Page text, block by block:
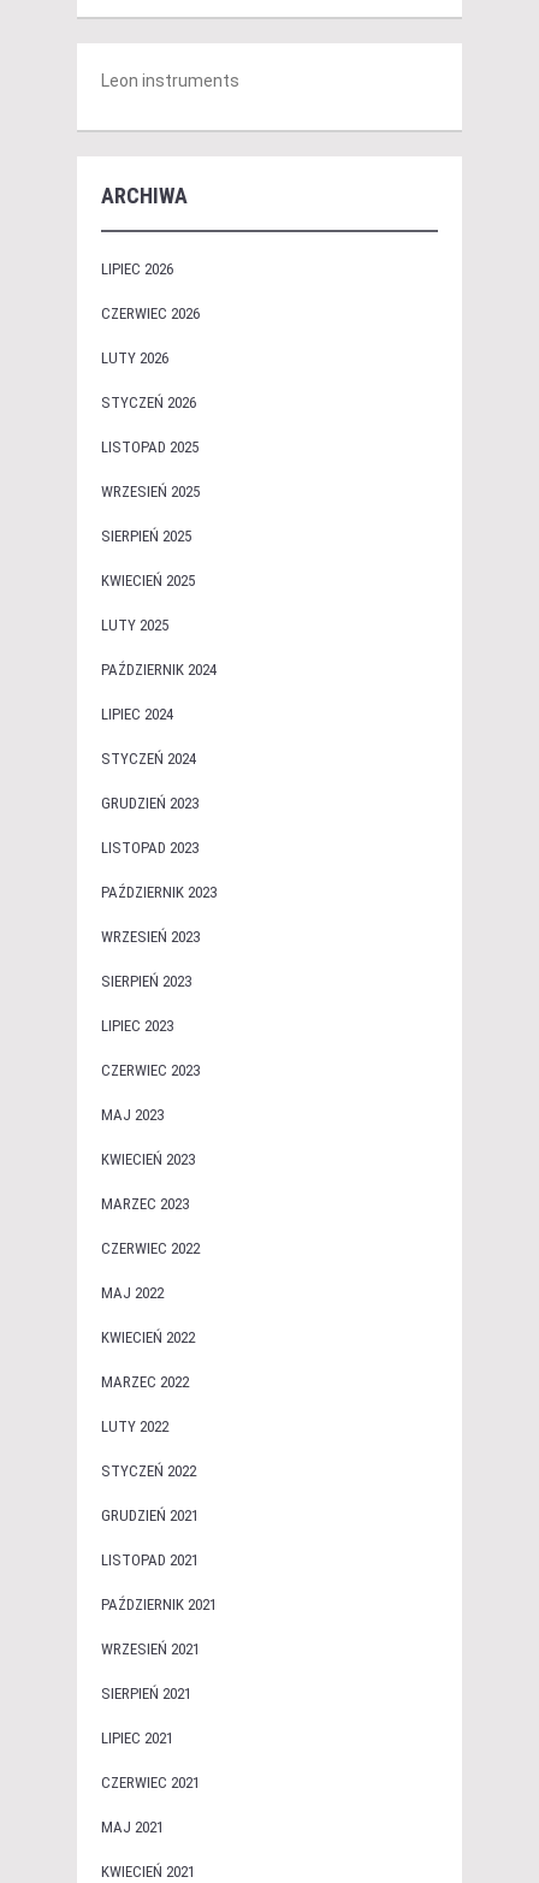
Leon instruments
ARCHIWA
LIPIEC 2026
CZERWIEC 2026
LUTY 2026
STYCZEŃ 2026
LISTOPAD 2025
WRZESIEŃ 2025
SIERPIEŃ 2025
KWIECIEŃ 2025
LUTY 2025
PAŹDZIERNIK 2024
LIPIEC 2024
STYCZEŃ 2024
GRUDZIEŃ 2023
LISTOPAD 2023
PAŹDZIERNIK 2023
WRZESIEŃ 2023
SIERPIEŃ 2023
LIPIEC 2023
CZERWIEC 2023
MAJ 2023
KWIECIEŃ 2023
MARZEC 2023
CZERWIEC 2022
MAJ 2022
KWIECIEŃ 2022
MARZEC 2022
LUTY 2022
STYCZEŃ 2022
GRUDZIEŃ 2021
LISTOPAD 2021
PAŹDZIERNIK 2021
WRZESIEŃ 2021
SIERPIEŃ 2021
LIPIEC 2021
CZERWIEC 2021
MAJ 2021
KWIECIEŃ 2021